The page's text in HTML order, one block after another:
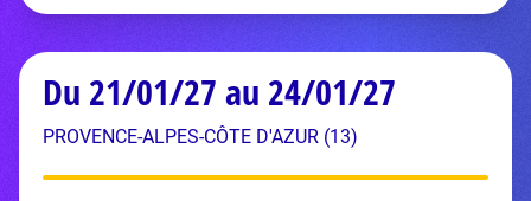
Du 21/01/27 au 24/01/27
PROVENCE-ALPES-CÔTE D'AZUR (13)